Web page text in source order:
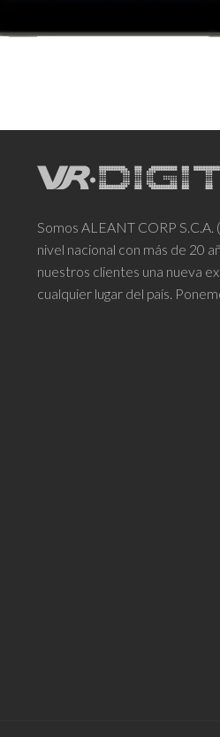
Somos ALEANT CORP
nivel nacional con más de 20
nuestros clientes una nueva
cualquier lugar del país.